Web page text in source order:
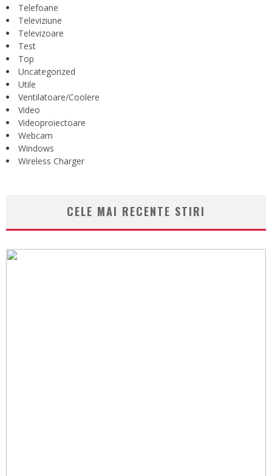
Telefoane
Televiziune
Televizoare
Test
Top
Uncategorized
Utile
Ventilatoare/Coolere
Video
Videoproiectoare
Webcam
Windows
Wireless Charger
CELE MAI RECENTE STIRI